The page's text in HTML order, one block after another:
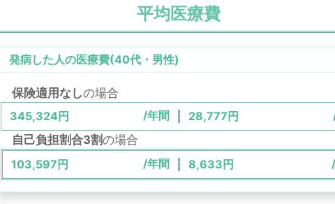
平均医療費
発病した人の医療費(40代・ 男性)
保険適用なしの場合
345,324円 /年間 28,777円
自己負担割合3割の場合
103,597円 /年間 8,633円